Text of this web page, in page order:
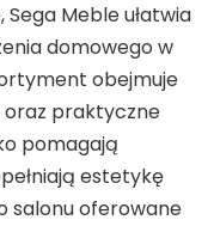
Meble ułatwia
domowego w
obejmuje
oraz praktyczne
pomagają
estetykę
salonu oferowane